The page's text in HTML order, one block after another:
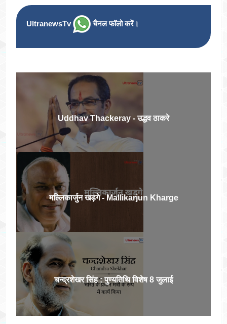
UltranewsTv चैनल फॉलो करें।
Uddhav Thackeray - उद्धव ठाकरे
मल्लिकार्जुन खड़गे - Mallikarjun Kharge
चन्द्रशेखर सिंह : पुण्यतिथि विशेष 8 जुलाई